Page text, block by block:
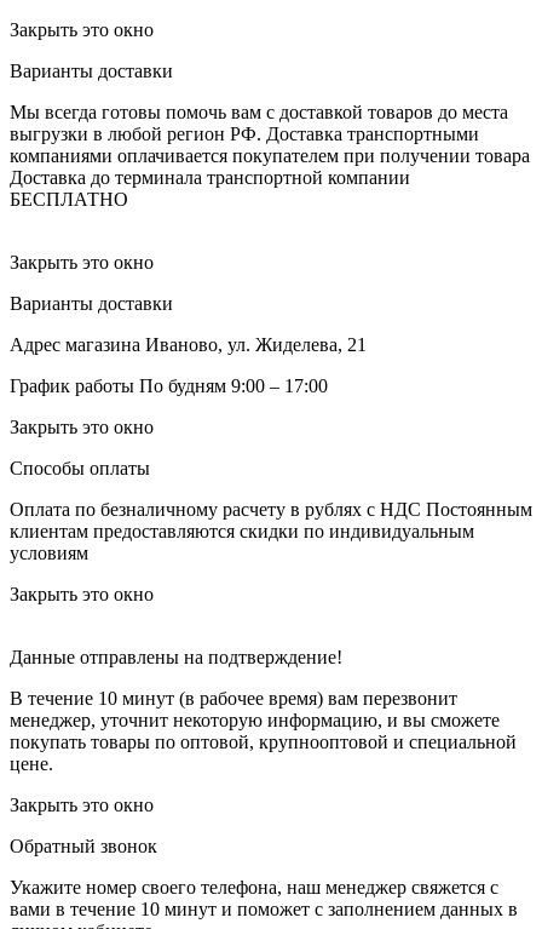
Закрыть это окно
Варианты доставки
Мы всегда готовы помочь вам с доставкой товаров до места
выгрузки в любой регион РФ. Доставка транспортными
компаниями оплачивается покупателем при получении товара
Доставка до терминала транспортной компании
БЕСПЛАТНО
Закрыть это окно
Варианты доставки
Адрес магазина Иваново, ул. Жиделева, 21
График работы По будням 9:00 – 17:00
Закрыть это окно
Способы оплаты
Оплата по безналичному расчету в рублях с НДС Постоянным
клиентам предоставляются скидки по индивидуальным
условиям
Закрыть это окно
Данные отправлены на подтверждение!
В течение 10 минут (в рабочее время) вам перезвонит
менеджер, уточнит некоторую информацию, и вы сможете
покупать товары по оптовой, крупнооптовой и специальной
цене.
Закрыть это окно
Обратный звонок
Укажите номер своего телефона, наш менеджер свяжется с
вами в течение 10 минут и поможет с заполнением данных в